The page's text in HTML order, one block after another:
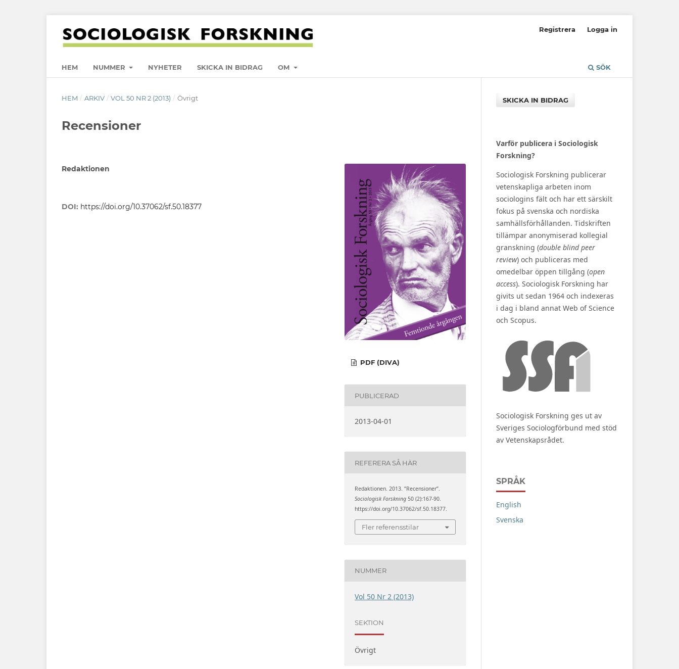
HEM NUMMER NYHETER SKICKA IN BIDRAG OM SÖK
Registrera Logga in
HEM / ARKIV / VOL 50 NR 2 (2013) / Övrigt
Recensioner
Redaktionen
DOI: https://doi.org/10.37062/sf.50.18377
PDF (DIVA)
PUBLICERAD
2013-04-01
REFERERA SÅ HÄR
Redaktionen. 2013. ”Recensioner”.
Sociologisk Forskning 50 (2):167-90.
https://doi.org/10.37062/sf.50.18377.
Fler referensstilar
NUMMER
Vol 50 Nr 2 (2013)
SEKTION
Övrigt
SKICKA IN BIDRAG
Varför publicera i Sociologisk
Forskning?
Sociologisk Forskning publicerar
vetenskapliga arbeten inom
sociologins fält och har ett särskilt
fokus på svenska och nordiska
samhällsförhållanden. Tidskriften
tillämpar anonymiserad kollegial
granskning (double blind peer
review) och publiceras med
omedelbar öppen tillgång (open
access). Sociologisk Forskning har
givits ut sedan 1964 och indexeras
i dag i bland annat Web of Science
och Scopus.
Sociologisk Forskning ges ut av
Sveriges Sociologförbund med stöd
av Vetenskapsrådet.
SPRÅK
English
Svenska